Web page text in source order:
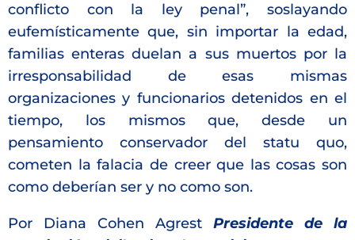
conflicto con la ley penal”, soslayando
eufemísticamente que, sin importar la edad,
familias enteras duelan a sus muertos por la
irresponsabilidad de esas mismas
organizaciones y funcionarios detenidos en el
tiempo, los mismos que, desde un
pensamiento conservador del statu quo,
cometen la falacia de creer que las cosas son
como deberían ser y no como son.
Por Diana Cohen Agrest Presidente de la